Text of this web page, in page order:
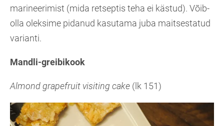
marineerimist (mida retseptis teha ei kästud). Võib-
olla oleksime pidanud kasutama juba maitsestatud
varianti.
Mandli-greibikook
Almond grapefruit visiting cake (lk 151)